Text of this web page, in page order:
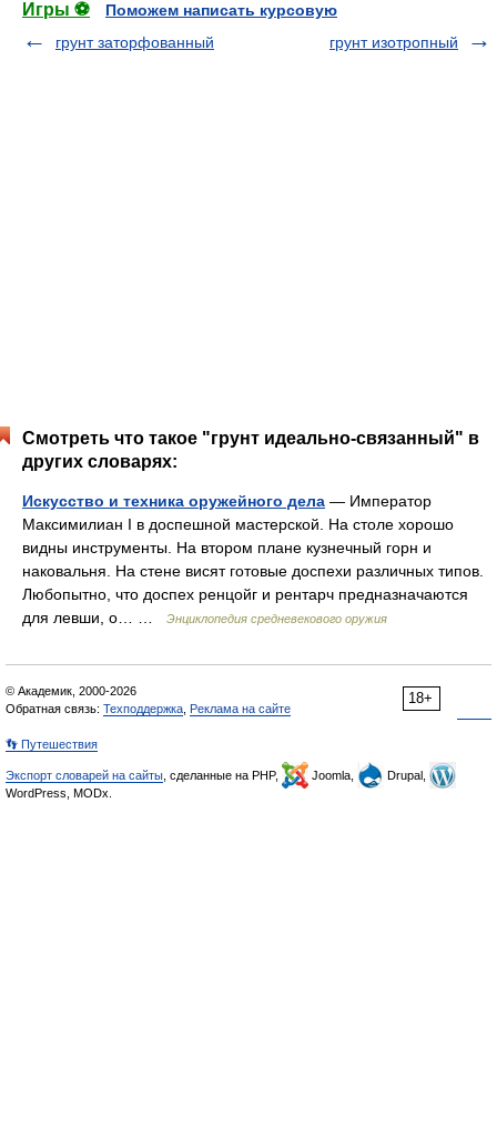
Игры ⚽
Поможем написать курсовую
грунт заторфованный
грунт изотропный
Смотреть что такое "грунт идеально-связанный" в
других словарях:
Искусство и техника оружейного дела — Император
Максимилиан I в доспешной мастерской. На столе хорошо
видны инструменты. На втором плане кузнечный горн и
наковальня. На стене висят готовые доспехи различных типов.
Любопытно, что доспех ренцойг и рентарч предназначаются
для левши, о… …
Энциклопедия средневекового оружия
18+
© Академик, 2000-2026
Обратная связь: Техподдержка Реклама на сайте
👣 Путешествия
Экспорт словарей на сайты , сделанные на PHP, Joomla,
Drupal,
WordPress, MODx.